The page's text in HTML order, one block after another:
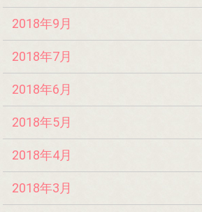
2018年9月
2018年7月
2018年6月
2018年5月
2018年4月
2018年3月